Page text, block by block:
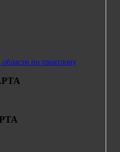
по триатлону